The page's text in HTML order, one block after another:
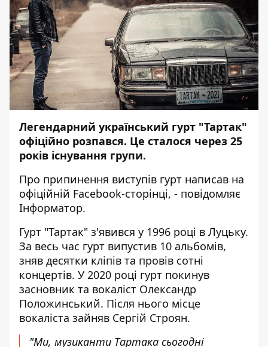
Легендарний український гурт "Тартак"
офіційно розпався. Це сталося через 25
років існування групи.
Про припинення виступів гурт написав на
офіційній Facebook-сторінці, - повідомляє
Інформатор.
Гурт "Тартак" з'явився у 1996 році в Луцьку.
За весь час гурт випустив 10 альбомів,
зняв десятки кліпів та провів сотні
концертів. У 2020 році гурт покинув
засновник та вокаліст Олександр
Положинський. Після нього місце
вокаліста зайняв Сергій Строян.
"Ми, музиканти Тартака сьогодні